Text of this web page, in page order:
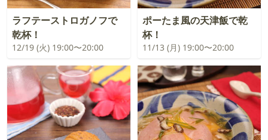
ラフテーストロガノフで
乾杯！
12/19 (火) 19:00〜20:00
ポーたま風の天津飯で乾
杯！
11/13 (月) 19:00〜20:00